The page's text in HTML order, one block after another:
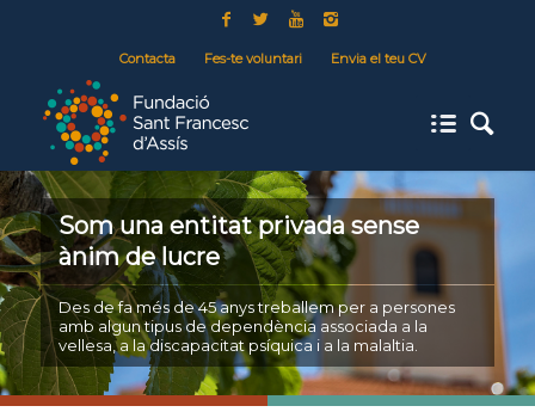
Contacta Fes-te voluntari Envia el teu CV
Som una entitat privada sense
ànim de lucre
Des de fa més de 45 anys treballem per a persones
amb algun tipus de dependència associada a la
vellesa, a la discapacitat psíquica i a la malaltia.